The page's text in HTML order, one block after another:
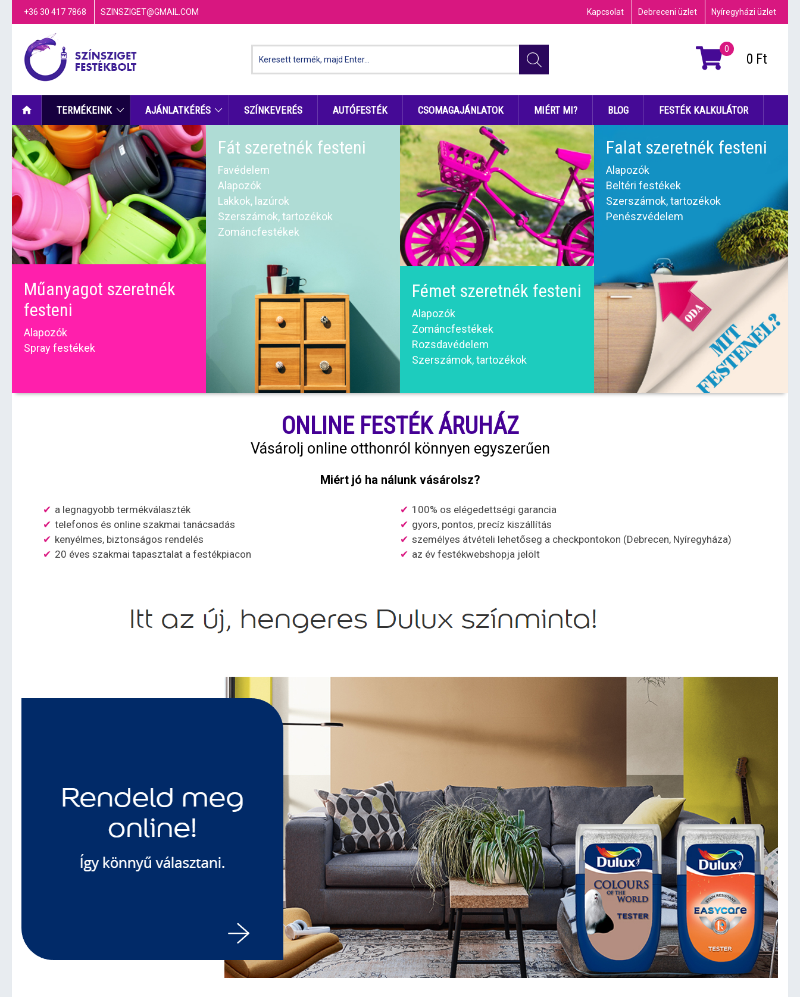
+36 30 417 7868 SZINSZIGET@GMAIL.COM Kapcsolat Debreceni üzlet Nyíregyházi üzlet
0
0 Ft
TERMÉKEINK AJÁNLATKÉRÉS SZÍNKEVERÉS AUTÓFESTÉK CSOMAGAJÁNLATOK MIÉRT MI? BLOG FESTÉK KALKULÁTOR
Műanyagot szeretnék
festeni
Alapozók
Spray festékek
Fát szeretnék festeni
Favédelem
Alapozók
Lakkok, lazúrok
Szerszámok, tartozékok
Zománcfestékek
Fémet szeretnék festeni
Alapozók
Zománcfestékek
Rozsdavédelem
Szerszámok, tartozékok
Falat szeretnék festeni
Alapozók
Beltéri festékek
Szerszámok, tartozékok
Penészvédelem
ONLINE FESTÉK ÁRUHÁZ
Vásárolj online otthonról könnyen egyszerűen
Miért jó ha nálunk vásárolsz?
a legnagyobb termékválaszték
100% os elégedettségi garancia
telefonos és online szakmai tanácsadás
gyors, pontos, precíz kiszállítás
kenyélmes, biztonságos rendelés
személyes átvételi lehetőseg a checkpontokon (Debrecen, Nyíregyháza)
20 éves szakmai tapasztalat a festékpiacon
az év festékwebshopja jelölt